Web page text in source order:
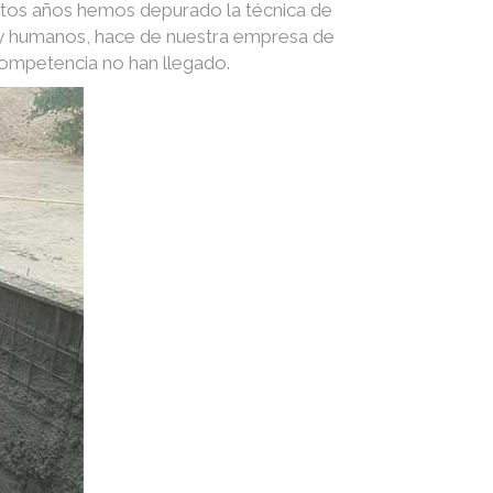
años hemos depurado la técnica de
hace de nuestra empresa de
no han llegado.